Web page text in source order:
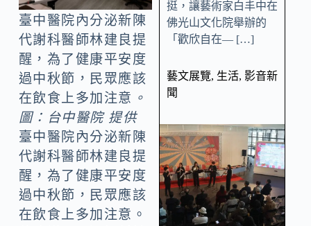
臺中醫院內分泌新陳
代謝科醫師林建良提
醒，為了健康平安度
過中秋節，民眾應該
在飲食上多加注意 。
圖：台中醫院 提供
臺中醫院內分泌新陳
代謝科醫師林建良提
醒，為了健康平安度
過中秋節，民眾應該
在飲食上多加注意。
挺，讓藝術家白丰中在
佛光山文化院舉辦的
「歡欣自在— […]
藝文展覽, 生活, 影音新
聞